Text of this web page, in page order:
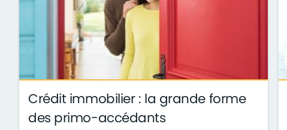
Crédit immobilier : la grande forme
des primo-accédants